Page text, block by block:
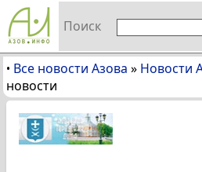
Поиск
• Все новости Азова » Новости
новости